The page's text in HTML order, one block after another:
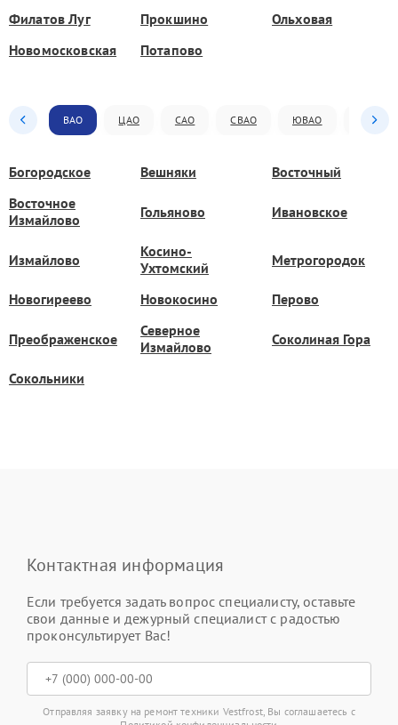
Филатов Луг Прокшино
Ольховая
Новомосковская
Потапово
ВАО ЦАО САО СВАО ЮВАО ЮАО
Богородское Вешняки
Восточный
Восточное
Измайлово
Гольяново Ивановское
Измайлово
Косино-
Ухтомский
Метрогородок
Новогиреево Новокосино Перово
Преображенское
Северное
Измайлово
Соколиная Гора
Сокольники
Контактная информация
Если требуется задать вопрос специалисту, оставьте
свои данные и дежурный специалист с радостью
проконсультирует Вас!
Отправляя заявку на ремонт техники Vestfrost, Вы соглашаетесь с